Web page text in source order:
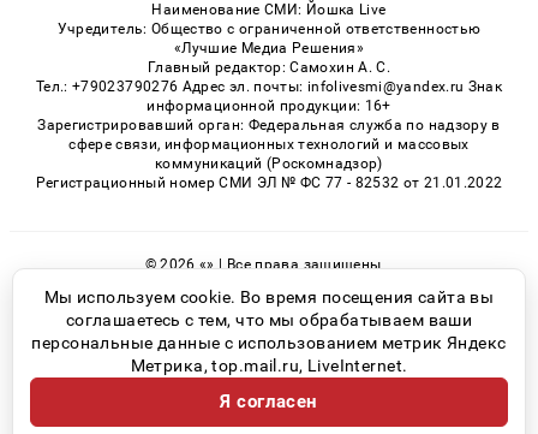
Наименование СМИ: Йошка Live
Учредитель: Общество с ограниченной ответственностью
«Лучшие Медиа Решения»
Главный редактор: Самохин А. С.
Тел.: +79023790276 Адрес эл. почты: infolivesmi@yandex.ru Знак
информационной продукции: 16+
Зарегистрировавший орган: Федеральная служба по надзору в
сфере связи, информационных технологий и массовых
коммуникаций (Роскомнадзор)
Регистрационный номер СМИ ЭЛ № ФС 77 - 82532 от 21.01.2022
© 2026 «» | Все права защищены
Возрастная категория сайта 16+
Политика конфиденциальности
Мы используем cookie. Во время посещения сайта вы
соглашаетесь с тем, что мы обрабатываем ваши
персональные данные с использованием метрик Яндекс
Метрика, top.mail.ru, LiveInternet.
Я согласен